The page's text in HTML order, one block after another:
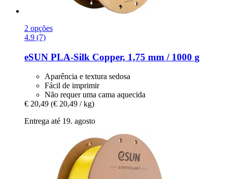
2 opções
4.9 (7)
eSUN PLA-​Silk Copper, 1,75 mm / 1000 g
Aparência e textura sedosa
Fácil de imprimir
Não requer uma cama aquecida
€ 20,49 (€ 20,49 / kg)
Entrega até 19. agosto